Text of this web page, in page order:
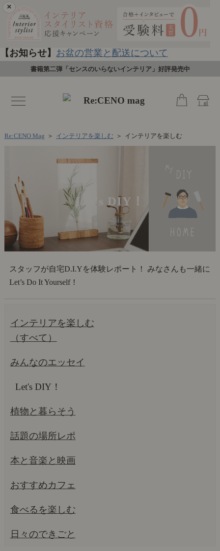
×
【お知らせ】 お盆の営業と配送について
書籍第二弾「センスのいらないインテリア」好評発売中
toggle
navigation
Re:CENO Mag ＞ インテリアを楽しむ ＞ インテリアを楽しむ
Let's DIY！
スタッフが自宅D.I.Yを体験レポート！ みなさんも一緒に
Let’s Do It Yourself！
インテリアを楽しむ
（すべて）
みんなのエッセイ
Let's DIY！
植物と暮らそう
話題の場所レポ
本と音楽と映画
おすすめカフェ
食べるを楽しむ
日々のできごと